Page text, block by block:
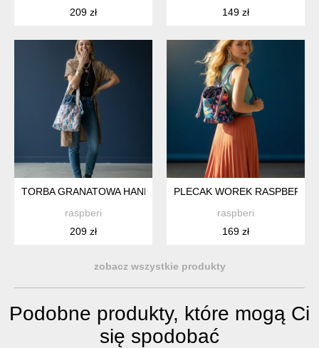
209 zł
149 zł
TORBA GRANATOWA HANDMADE RASPBERI – UNIKATOWA
raspberi
209 zł
PLECAK WOREK RASPBERI
raspberi
169 zł
zobacz wszystkie produkty
Podobne produkty, które mogą Ci
się spodobać